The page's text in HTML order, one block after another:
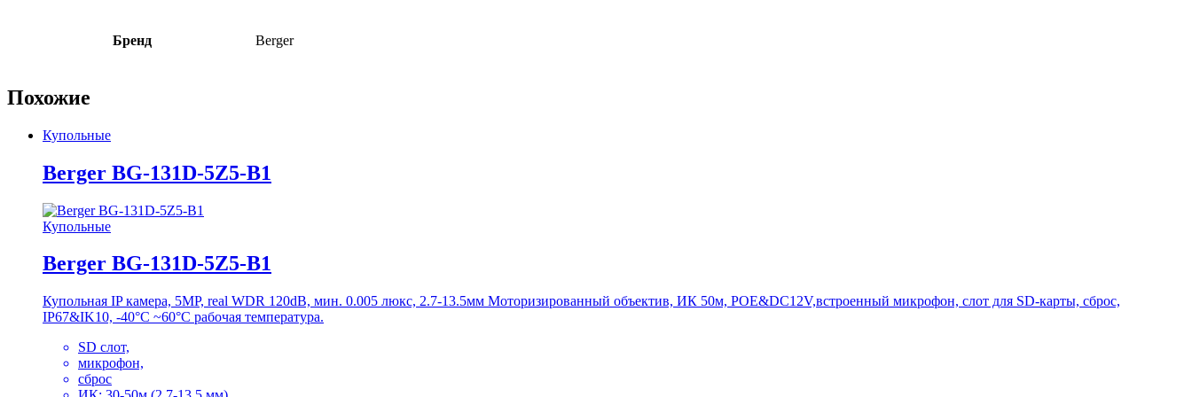
Бренд Berger
Похожие
Купольные
Berger BG-131D-5Z5-B1
Купольные
Berger BG-131D-5Z5-B1
Купольная IP камера, 5MP, real WDR 120dB, мин. 0.005 люкс, 2.7-13.5мм Моторизированный объектив, ИК 50м, POE&DC12V,встроенный микрофон, слот для SD-карты, сброс,
IP67&IK10, -40°C ~60°C рабочая температура.
SD слот,
микрофон,
сброс